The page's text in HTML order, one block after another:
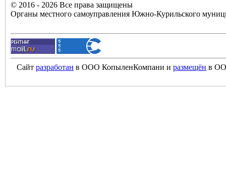
© 2016 - 2026 Все права защищены
Органы местного самоуправления Южно-Курильского
Сайт разработан в ООО КопыленКомпани и размещён в